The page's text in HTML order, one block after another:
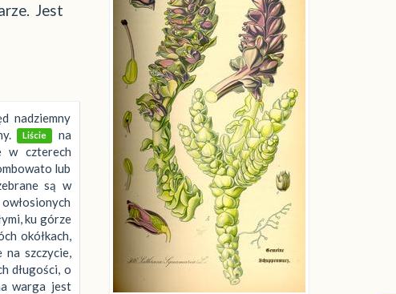
Jest
nadziemny
Liście na
w czterech
lub
są w
ku górze
okółkach,
szczycie,
długości, o
warga jest